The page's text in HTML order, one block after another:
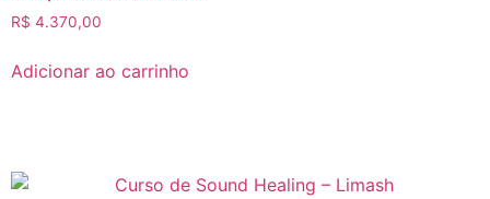
R$ 4.370,00
Adicionar ao carrinho